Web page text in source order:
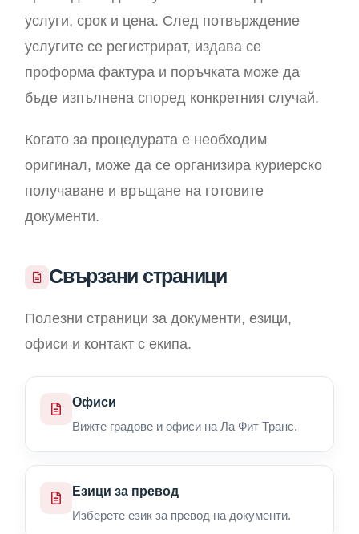
услуги, срок и цена. След потвърждение
услугите се регистрират, издава се
проформа фактура и поръчката може да
бъде изпълнена според конкретния случай.
Когато за процедурата е необходим
оригинал, може да се организира куриерско
получаване и връщане на готовите
документи.
Свързани страници
Полезни страници за документи, езици,
офиси и контакт с екипа.
Офиси
Вижте градове и офиси на Ла Фит Транс.
Езици за превод
Изберете език за превод на документи.